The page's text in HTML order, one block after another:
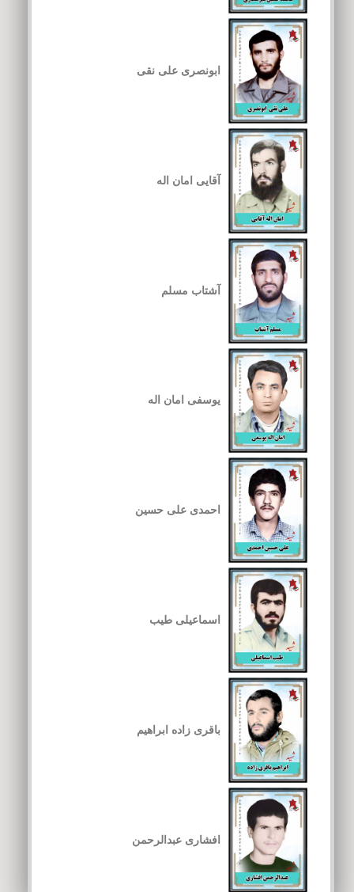
ابونصری علی نقی
آقایی امان اله
آشتاب مسلم
یوسفی امان اله
احمدی علی حسین
اسماعیلی طیب
باقری زاده ابراهیم
افشاری عبدالرحمن